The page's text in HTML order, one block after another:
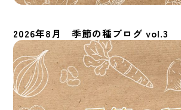
2026年8月 季節の種ブログ vol.3